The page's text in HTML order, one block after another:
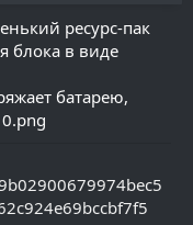
ресурс-пак
в виде
батарею,